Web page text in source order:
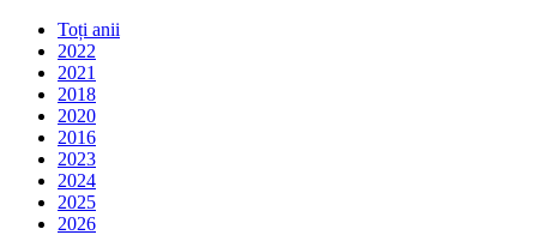
Toți anii
2022
2021
2018
2020
2016
2023
2024
2025
2026